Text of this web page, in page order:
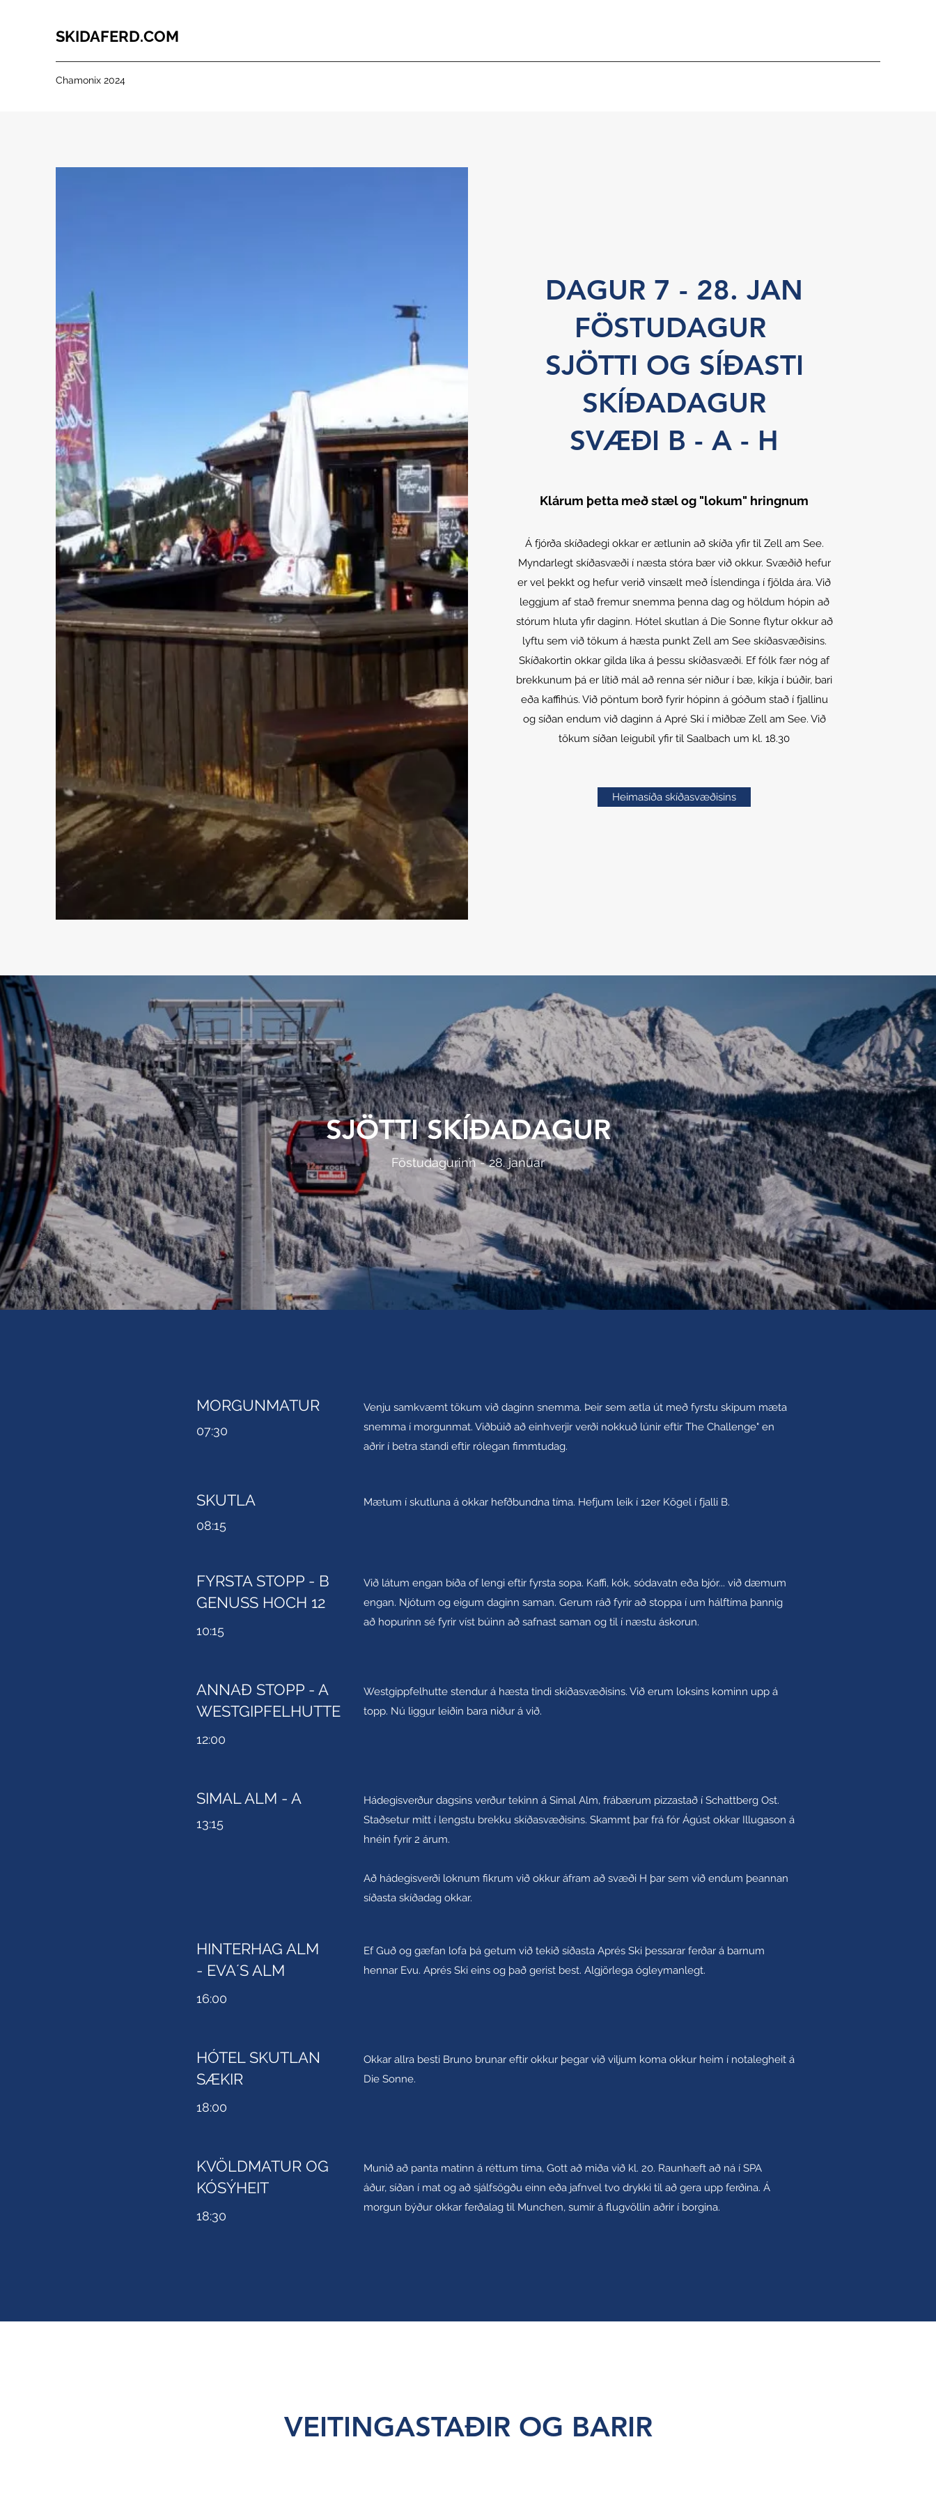
SKIDAFERD.COM
Chamonix 2024
DAGUR 7 - 28. JAN
FÖSTUDAGUR
SJÖTTI OG SÍÐASTI
SKÍÐADAGUR
SVÆÐI B - A - H
Klárum þetta með stæl og "lokum" hringnum
Á fjórða skíðadegi okkar er ætlunin að skíða yfir til Zell am See.
Myndarlegt skíðasvæði í næsta stóra bær við okkur. Svæðið hefur
er vel þekkt og hefur verið vinsælt með Íslendinga í fjölda ára. Við
leggjum af stað fremur snemma þenna dag og höldum hópin að
stórum hluta yfir daginn. Hótel skutlan á Die Sonne flytur okkur að
lyftu sem við tökum á hæsta punkt Zell am See skíðasvæðisins.
Skíðakortin okkar gilda líka á þessu skíðasvæði. Ef fólk fær nóg af
brekkunum þá er lítið mál að renna sér niður í bæ, kíkja í búðir, bari
eða kaffihús. Við pöntum borð fyrir hópinn á góðum stað í fjallinu
og síðan endum við daginn á Apré Ski í miðbæ Zell am See. Við
tökum síðan leigubíl yfir til Saalbach um kl. 18.30
Heimasíða skíðasvæðisins
SJÖTTI SKÍÐADAGUR
Föstudagurinn - 28. janúar
MORGUNMATUR
07:30
Venju samkvæmt tökum við daginn snemma. Þeir sem ætla út með fyrstu skipum mæta
snemma í morgunmat. Viðbúið að einhverjir verði nokkuð lúnir eftir The Challenge" en
aðrir í betra standi eftir rólegan fimmtudag.
SKUTLA
08:15
Mætum í skutluna á okkar hefðbundna tíma. Hefjum leik í 12er Kögel í fjalli B.
FYRSTA STOPP - B
GENUSS HOCH 12
10:15
Við látum engan bíða of lengi eftir fyrsta sopa. Kaffi, kók, sódavatn eða bjór... við dæmum
engan. Njótum og eigum daginn saman. Gerum ráð fyrir að stoppa í um hálftíma þannig
að hopurinn sé fyrir víst búinn að safnast saman og til í næstu áskorun.
ANNAÐ STOPP - A
WESTGIPFELHUTTE
Westgippfelhutte stendur á hæsta tindi skíðasvæðisins. Við erum loksins kominn upp á
topp. Nú liggur leiðin bara niður á við.
12:00
SIMAL ALM - A
13:15
Hádegisverður dagsins verður tekinn á Simal Alm, frábærum pizzastað í Schattberg Ost.
Staðsetur mitt í lengstu brekku skíðasvæðisins. Skammt þar frá fór Ágúst okkar Illugason á
hnéin fyrir 2 árum.
Að hádegisverði loknum fikrum við okkur áfram að svæði H þar sem við endum þeannan
síðasta skíðadag okkar.
HINTERHAG ALM
- EVA´S ALM
Ef Guð og gæfan lofa þá getum við tekið síðasta Aprés Ski þessarar ferðar á barnum
hennar Evu. Aprés Ski eins og það gerist best. Algjörlega ógleymanlegt.
16:00
HÓTEL SKUTLAN
SÆKIR
Okkar allra besti Bruno brunar eftir okkur þegar við viljum koma okkur heim í notalegheit á
Die Sonne.
18:00
KVÖLDMATUR OG
KÓSÝHEIT
18:30
Munið að panta matinn á réttum tíma, Gott að miða við kl. 20. Raunhæft að ná í SPA
áður, síðan í mat og að sjálfsögðu einn eða jafnvel tvo drykki til að gera upp ferðina. Á
morgun býður okkar ferðalag til Munchen, sumir á flugvöllin aðrir í borgina.
VEITINGASTAÐIR OG BARIR